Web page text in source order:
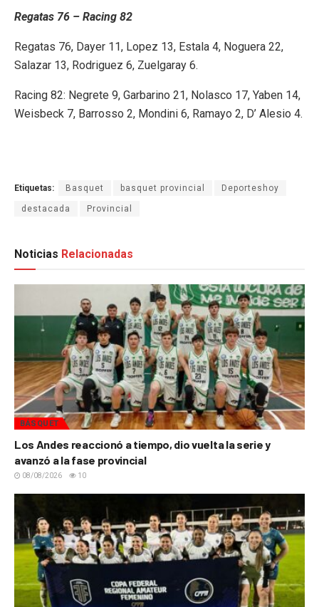
Regatas 76 – Racing 82
Regatas 76, Dayer 11, Lopez 13, Estala 4, Noguera 22,
Salazar 13, Rodriguez 6, Zuelgaray 6.
Racing 82: Negrete 9, Garbarino 21, Nolasco 17, Yaben 14,
Weisbeck 7, Barrosso 2, Mondini 6, Ramayo 2, D’ Alesio 4.
Etiquetas: Basquet basquet provincial Deporteshoy
destacada Provincial
Noticias Relacionadas
BÁSQUET
Los Andes reaccionó a tiempo, dio vuelta la serie y
avanzó a la fase provincial
08/08/2026 10